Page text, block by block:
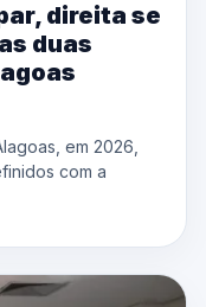
direita se
duas
em 2026,
com a